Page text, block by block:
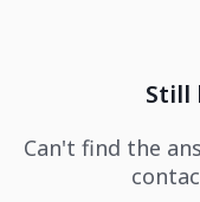
Still
Can't find the